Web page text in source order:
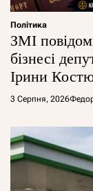
Політика
ЗМІ
бізнесі
Ірини
арештувати
3 Серпня, 2026